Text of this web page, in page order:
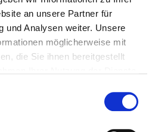
an unsere Partner für
und Analysen weiter. Unsere
möglicherweise mit
die Sie ihnen bereitgestellt
MARTHA-
THERESIEN